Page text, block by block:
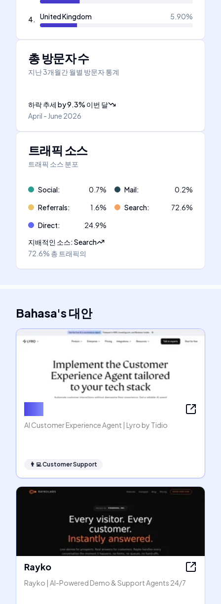
4. United Kingdom 5.90%
총 방문자 수
지난 3개월간 월별 방문자 통계
하락 추세 by9.3% 이번 달
April - June 2026
트래픽 소스
트래픽 소스 분포
Social: 0.7% Mail: 0.2%
Referrals: 1.6% Search: 72.6%
Direct: 24.9%
지배적인 소스:Search
72.6% 총 트래픽의
Bahasa's대안
AI Customer Experience Agent | Lyro by Tidio
👨‍💻Customer Support
Rayko
Rayko | AI-Powered Demo & Support Agents 24/7